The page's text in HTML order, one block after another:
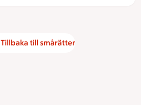
Tillbaka till smårätter